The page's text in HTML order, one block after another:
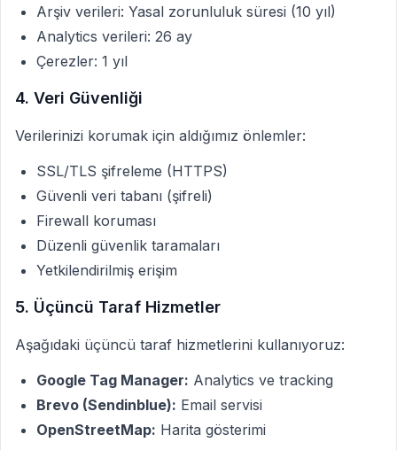
Arşiv verileri: Yasal zorunluluk süresi (10 yıl)
Analytics verileri: 26 ay
Çerezler: 1 yıl
4. Veri Güvenliği
Verilerinizi korumak için aldığımız önlemler:
SSL/TLS şifreleme (HTTPS)
Güvenli veri tabanı (şifreli)
Firewall koruması
Düzenli güvenlik taramaları
Yetkilendirilmiş erişim
5. Üçüncü Taraf Hizmetler
Aşağıdaki üçüncü taraf hizmetlerini kullanıyoruz:
Google Tag Manager: Analytics ve tracking
Brevo (Sendinblue): Email servisi
OpenStreetMap: Harita gösterimi